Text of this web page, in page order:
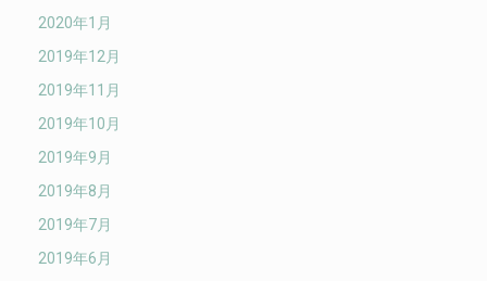
2020年1月
2019年12月
2019年11月
2019年10月
2019年9月
2019年8月
2019年7月
2019年6月